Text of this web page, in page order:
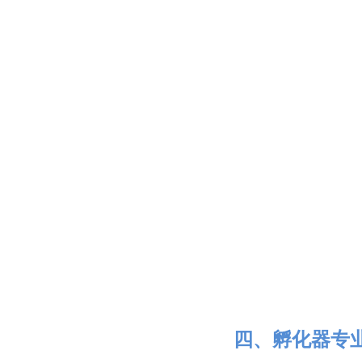
四、孵化器专